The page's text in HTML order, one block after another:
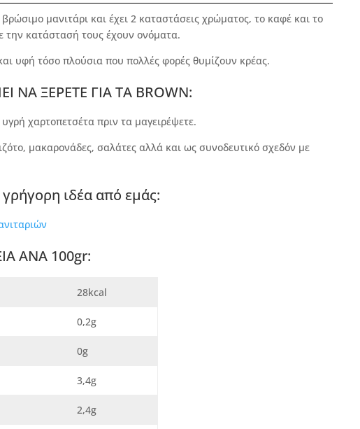
μανιτάρι και έχει 2 καταστάσεις χρώματος, το καφέ και το
την κατάστασή τους έχουν ονόματα.
υφή τόσο πλούσια που πολλές φορές θυμίζουν κρέας.
ΝΑ ΞΕΡΕΤΕ ΓΙΑ ΤΑ BROWN:
χαρτοπετσέτα πριν τα μαγειρέψετε.
μακαρονάδες, σαλάτες αλλά και ως συνοδευτικό σχεδόν με
ιδέα από εμάς:
ANA 100gr:
28kcal
0,2g
0g
3,4g
2,4g